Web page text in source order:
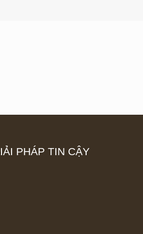
PHÁP TIN CẬY